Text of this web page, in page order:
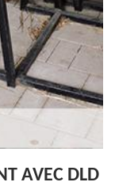
AVEC DLD